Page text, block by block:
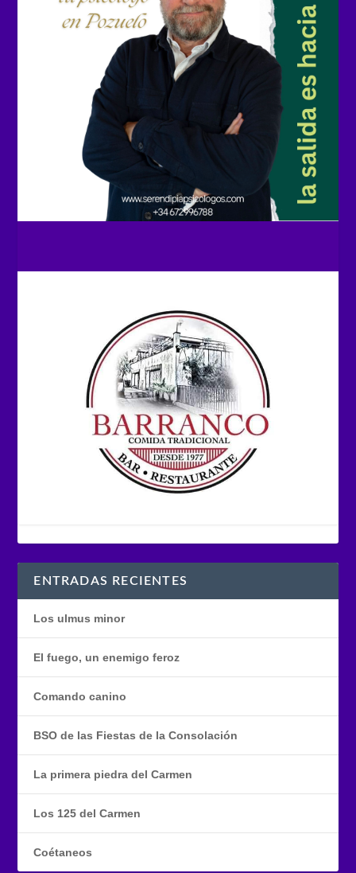
ENTRADAS RECIENTES
Los ulmus minor
El fuego, un enemigo feroz
Comando canino
BSO de las Fiestas de la Consolación
La primera piedra del Carmen
Los 125 del Carmen
Coétaneos